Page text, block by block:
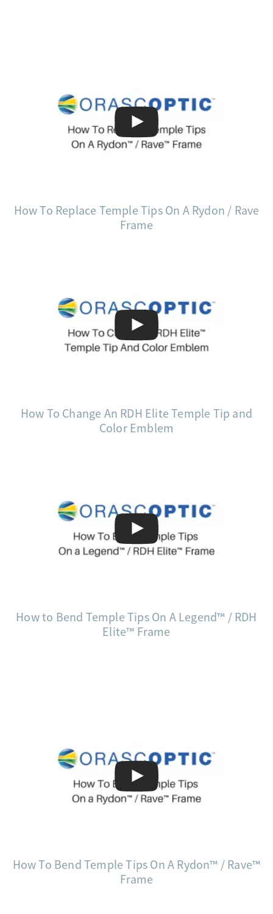
How To Replace Temple Tips On A Rydon / Rave
Frame
How To Change An RDH Elite Temple Tip and
Color Emblem
How to Bend Temple Tips On A Legend™ / RDH
Elite™ Frame
How To Bend Temple Tips On A Rydon™ / Rave™
Frame